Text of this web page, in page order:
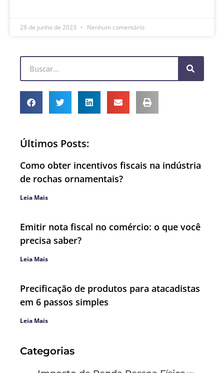
28 de junho de 2023 Nenhum comentário
Últimos Posts:
Como obter incentivos fiscais na indústria
de rochas ornamentais?
Leia Mais
Emitir nota fiscal no comércio: o que você
precisa saber?
Leia Mais
Precificação de produtos para atacadistas
em 6 passos simples
Leia Mais
Categorias